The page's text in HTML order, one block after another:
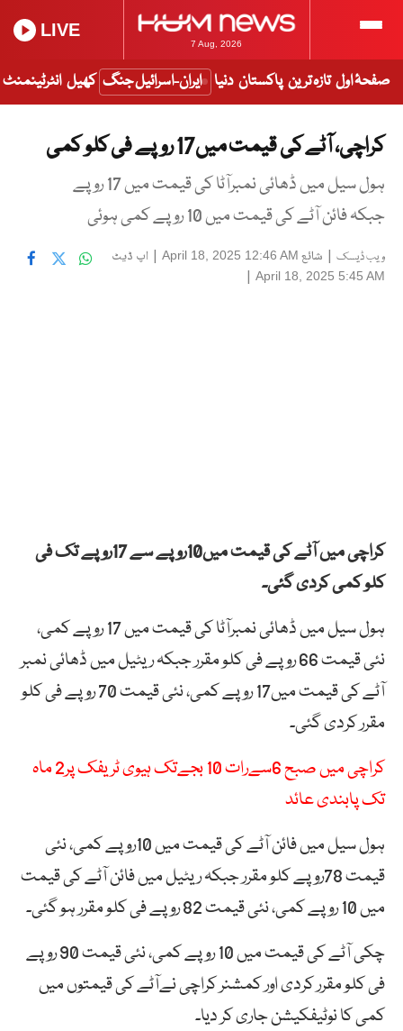
7 Aug, 2026
LIVE
صفحۂ اول تازہ ترین پاکستان دنیا ایران-اسرائیل جنگ کھیل انٹرٹینمنٹ
کراچی، آٹے کی قیمت میں17 روپے فی کلو کمی
ہول سیل میں ڈھائی نمبرآٹا کی قیمت میں 17 روپے
جبکہ فائن آٹے کی قیمت میں 10 روپے کمی ہوئی
ویب ڈیسک | شائع April 18, 2025 12:46 AM
| اپ ڈیٹ
April 18, 2025 5:45 AM
|
کراچی میں آٹے کی قیمت میں10روپے سے 17روپے تک فی
کلو کمی کردی گئی۔
ہول سیل میں ڈھائی نمبرآٹا کی قیمت میں 17 روپے کمی،
نئی قیمت 66 روپے فی کلو مقرر جبکہ ریٹیل میں ڈھائی نمبر
آٹے کی قیمت میں17 روپے کمی، نئی قیمت 70 روپے فی کلو
مقرر کردی گئی۔
کراچی میں صبح 6سےرات 10 بجےتک ہیوی ٹریفک پر2 ماہ
تک پابندی عائد
ہول سیل میں فائن آٹے کی قیمت میں 10روپے کمی، نئی
قیمت 78روپے کلو مقرر جبکہ ریٹیل میں فائن آٹے کی قیمت
میں 10 روپے کمی، نئی قیمت 82 روپے فی کلو مقرر ہو گئی۔
چکی آٹے کی قیمت میں 10 روپے کمی، نئی قیمت 90 روپے
فی کلو مقرر کردی اور کمشنر کراچی نےآٹے کی قیمتوں میں
کمی کا نوٹیفکیشن جاری کر دیا۔